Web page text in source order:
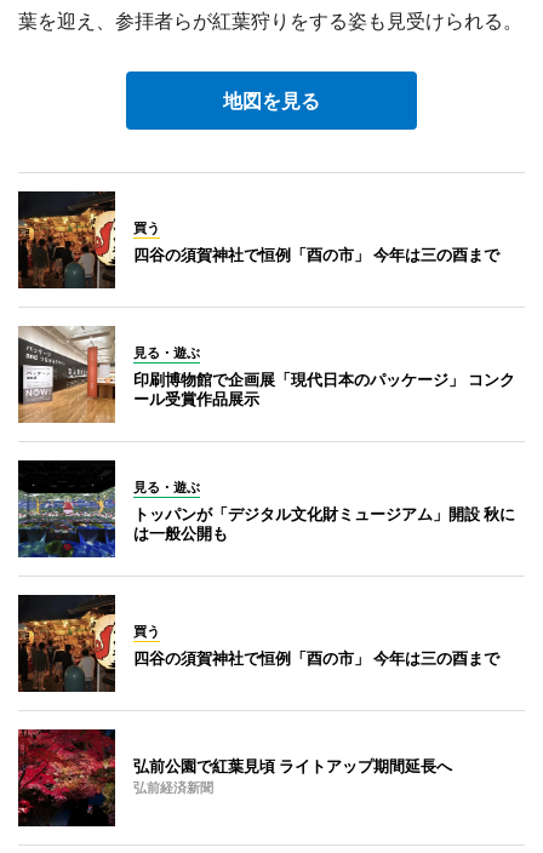
葉を迎え、参拝者らが紅葉狩りをする姿も見受けられる。
地図を見る
買う
四谷の須賀神社で恒例「酉の市」 今年は三の酉まで
見る・遊ぶ
印刷博物館で企画展「現代日本のパッケージ」 コンク
ール受賞作品展示
見る・遊ぶ
トッパンが「デジタル文化財ミュージアム」開設 秋に
は一般公開も
買う
四谷の須賀神社で恒例「酉の市」 今年は三の酉まで
弘前公園で紅葉見頃 ライトアップ期間延長へ
弘前経済新聞